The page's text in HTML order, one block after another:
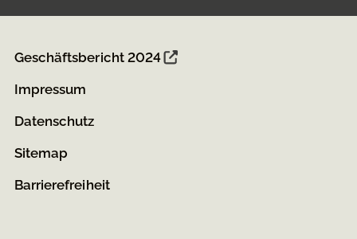
Geschäftsbericht 2024
Impressum
Datenschutz
Sitemap
Barrierefreiheit